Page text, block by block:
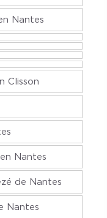
Nantes
Clisson
Nantes
de Nantes
Nantes